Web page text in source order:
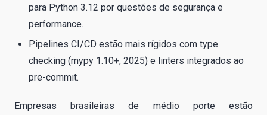
para Python 3.12 por questões de segurança e
performance.
Pipelines CI/CD estão mais rígidos com type
checking (mypy 1.10+, 2025) e linters integrados ao
pre-commit.
Empresas brasileiras de médio porte estão